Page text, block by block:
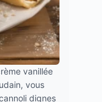
vanillée
vous
dignes